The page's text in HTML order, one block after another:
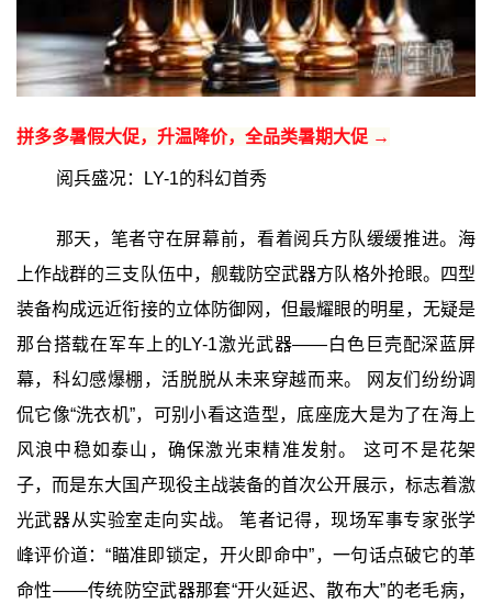
拼多多暑假大促，升温降价，全品类暑期大促 →
阅兵盛况：LY-1的科幻首秀
那天，笔者守在屏幕前，看着阅兵方队缓缓推进。海
上作战群的三支队伍中，舰载防空武器方队格外抢眼。四型
装备构成远近衔接的立体防御网，但最耀眼的明星，无疑是
那台搭载在军车上的LY-1激光武器——白色巨壳配深蓝屏
幕，科幻感爆棚，活脱脱从未来穿越而来。 网友们纷纷调
侃它像“洗衣机”，可别小看这造型，底座庞大是为了在海上
风浪中稳如泰山，确保激光束精准发射。 这可不是花架
子，而是东大国产现役主战装备的首次公开展示，标志着激
光武器从实验室走向实战。 笔者记得，现场军事专家张学
峰评价道：“瞄准即锁定，开火即命中”，一句话点破它的革
命性——传统防空武器那套“开火延迟、散布大”的老毛病，